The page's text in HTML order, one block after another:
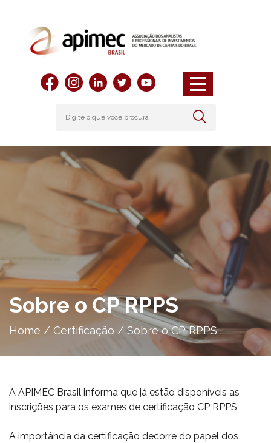
Sobre o CP RPPS
Home / Certificação / Sobre o CP RPPS
A APIMEC Brasil informa que já estão disponíveis as
inscrições para os exames de certificação CP RPPS
A importância da certificação decorre do papel dos